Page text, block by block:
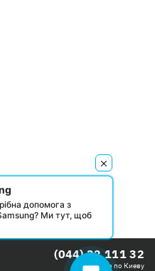
(044) 32 111 32
Бесплатно по Киеву
допомога з
Ми тут, щоб